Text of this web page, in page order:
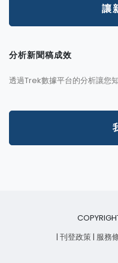
讓
分析新聞稿成效
透過Trek數據平台的分析讓您
| 刊登政策| 服務